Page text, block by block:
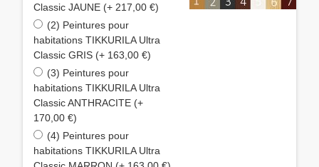
Classic JAUNE (+ 217,00 €)
(2) Peintures pour
habitations TIKKURILA Ultra
Classic GRIS (+ 163,00 €)
(3) Peintures pour
habitations TIKKURILA Ultra
Classic ANTHRACITE (+
170,00 €)
(4) Peintures pour
habitations TIKKURILA Ultra